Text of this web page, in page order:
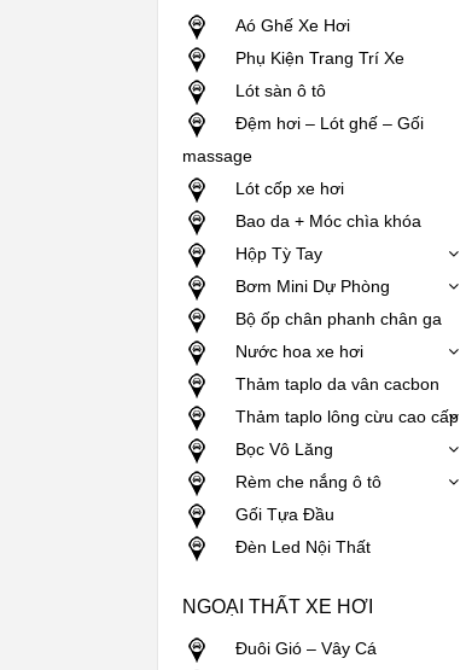
Aó Ghế Xe Hơi
Phụ Kiện Trang Trí Xe
Lót sàn ô tô
Đệm hơi – Lót ghế – Gối
massage
Lót cốp xe hơi
Bao da + Móc chìa khóa
Hộp Tỳ Tay
Bơm Mini Dự Phòng
Bộ ốp chân phanh chân ga
Nước hoa xe hơi
Thảm taplo da vân cacbon
Thảm taplo lông cừu cao cấp
Bọc Vô Lăng
Rèm che nắng ô tô
Gối Tựa Đầu
Đèn Led Nội Thất
NGOẠI THẤT XE HƠI
Đuôi Gió – Vây Cá